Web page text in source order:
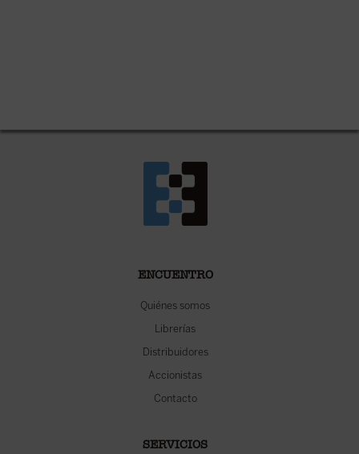
ENCUENTRO
Quiénes somos
Librerías
Distribuidores
Accionistas
Contacto
SERVICIOS